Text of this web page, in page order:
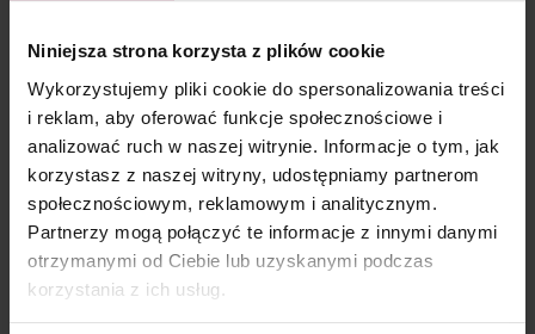
Niniejsza strona korzysta z plików cookie
Wykorzystujemy pliki cookie do spersonalizowania treści
i reklam, aby oferować funkcje społecznościowe i
analizować ruch w naszej witrynie. Informacje o tym, jak
korzystasz z naszej witryny, udostępniamy partnerom
społecznościowym, reklamowym i analitycznym.
Partnerzy mogą połączyć te informacje z innymi danymi
otrzymanymi od Ciebie lub uzyskanymi podczas
korzystania z ich usług.
prowadzenie ewidencji ilościowej energii elektrycznej.
W czym możemy pomóc?
Wesprzemy w zakresie identyfikacji obowiązków
akcyzowych.
Pomożemy w skorzystaniu ze zwolnienia od akcyzy
w związku z produkowaną i zużywaną energią